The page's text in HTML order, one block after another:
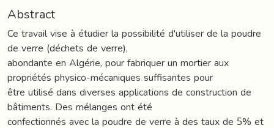
Abstract
Ce travail vise à étudier la possibilité d'utiliser de la poudre
de verre (déchets de verre),
abondante en Algérie, pour fabriquer un mortier aux
propriétés physico-mécaniques suffisantes pour
être utilisé dans diverses applications de construction de
bâtiments. Des mélanges ont été
confectionnés avec la poudre de verre à des taux de 5% et